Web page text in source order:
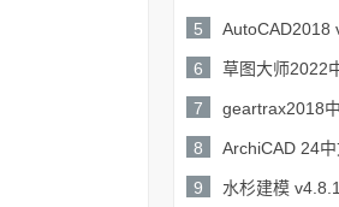
5
AutoCAD2018
6
草图大师2022
7
geartrax2018
8
ArchiCAD 24
9
水杉建模